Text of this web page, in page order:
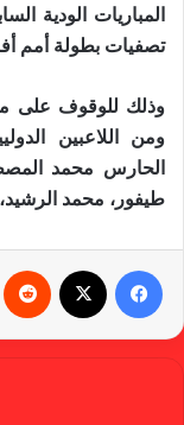
المباريات الودية
تصفيات بطولة أمم
وذلك للوقوف على
ومن اللاعبين
الحارس محمد
طيفور، محمد